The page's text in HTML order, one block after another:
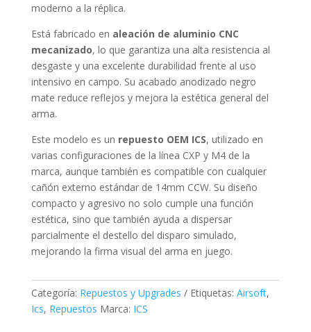
moderno a la réplica.
Está fabricado en aleación de aluminio CNC
mecanizado, lo que garantiza una alta resistencia al
desgaste y una excelente durabilidad frente al uso
intensivo en campo. Su acabado anodizado negro
mate reduce reflejos y mejora la estética general del
arma.
Este modelo es un repuesto OEM ICS, utilizado en
varias configuraciones de la línea CXP y M4 de la
marca, aunque también es compatible con cualquier
cañón externo estándar de 14mm CCW. Su diseño
compacto y agresivo no solo cumple una función
estética, sino que también ayuda a dispersar
parcialmente el destello del disparo simulado,
mejorando la firma visual del arma en juego.
Categoría: Repuestos y Upgrades Etiquetas: Airsoft,
Ics, Repuestos Marca: ICS